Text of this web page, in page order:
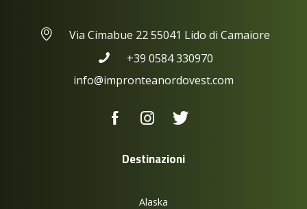
Via Cimabue 22 55041 Lido di Camaiore
+39 0584 330970
info@impronteanordovest.com
Destinazioni
Alaska